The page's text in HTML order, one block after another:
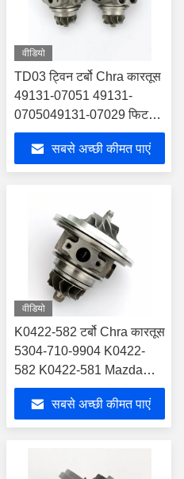
वीडियो
TD03 ट्विन टर्बो Chra कारतूस
49131-07051 49131-
0705049131-07029 फिट
फॉर बीएमडब्ल्यू E60 535I N54
3.0L
सबसे अच्छी कीमत पाएं
वीडियो
K0422-582 टर्बो Chra कारतूस
5304-710-9904 K0422-
582 K0422-581 Mazda
CX-7 2.3L 260 HP DISI
NA के लिएसबसे अच्छी कीमत पाएं